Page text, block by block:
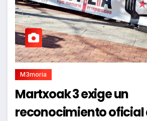
M3moria
Martxoak 3 exige un
reconocimiento oficial